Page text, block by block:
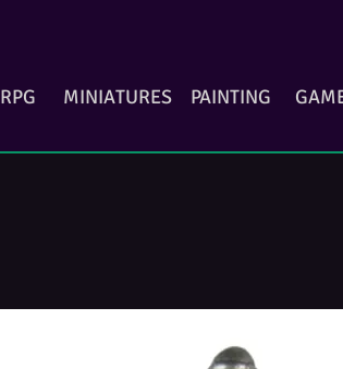
RPG MINIATURES PAINTING